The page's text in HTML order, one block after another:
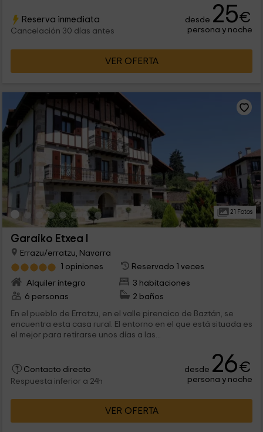
Reserva inmediata
Cancelación 30 días antes
desde 25€
persona y noche
VER OFERTA
21 Fotos
Garaiko Etxea I
Errazu/erratzu, Navarra
1 opiniones
Reservado 1 veces
Alquiler íntegro
3 habitaciones
6 personas
2 baños
En el pueblo de Erratzu, en el valle pirenaico de Baztán, se
encuentra esta casa rural. El entorno en el que está situada es
el mejor para retirarse unos días a las...
Contacto directo
Respuesta inferior a 24h
desde 26€
persona y noche
VER OFERTA